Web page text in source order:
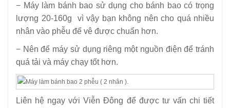
− Máy làm bánh bao sử dụng cho bánh bao có trọng
lượng 20-160g vì vậy bạn không nên cho quá nhiều
nhân vào phễu để vê được chuẩn hơn.
− Nên để máy sử dụng riêng một nguồn điện để tránh
quá tải và máy chạy tốt hơn.
Liên hệ ngay với Viễn Đông để được tư vấn chi tiết